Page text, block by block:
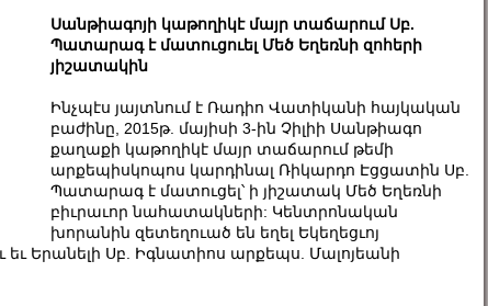
Սանթիագոյի կաթողիկէ մայր տաճարում Սբ.
Պատարագ է մատուցուել Մեծ Եղեռնի զոհերի
յիշատակին
Ինչպէս յայտնում է Ռադիո Վատիկանի հայկական
բաժինը, 2015թ. մայիսի 3-ին Չիլիի Սանթիագո
քաղաքի կաթողիկէ մայր տաճարում թեմի
արքեպիսկոպոս կարդինալ Ռիկարդո Էցցատին Սբ.
Պատարագ է մատուցել՝ ի յիշատակ Մեծ Եղեռնի
բիւրաւոր նահատակների: Կենտրոնական
խորանին զետեղուած են եղել Եկեղեցւոյ
Երանելի Սբ. Իգնատիոս արքեպս. Մալոյեանի